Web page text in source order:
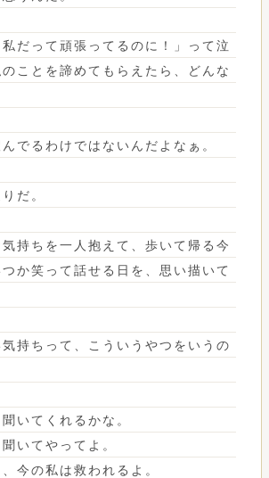
だって頑張ってるのに！」って泣
ことを諦めてもらえたら、どんな
でるわけではないんだよなぁ。
だ。
持ちを一人抱えて、歩いて帰る今
か笑って話せる日を、思い描いて
持ちって、こういうやつをいうの
いてくれるかな。
いてやってよ。
今の私は救われるよ。